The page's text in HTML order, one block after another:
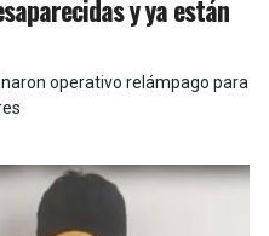
y ya están
operativo relámpago para